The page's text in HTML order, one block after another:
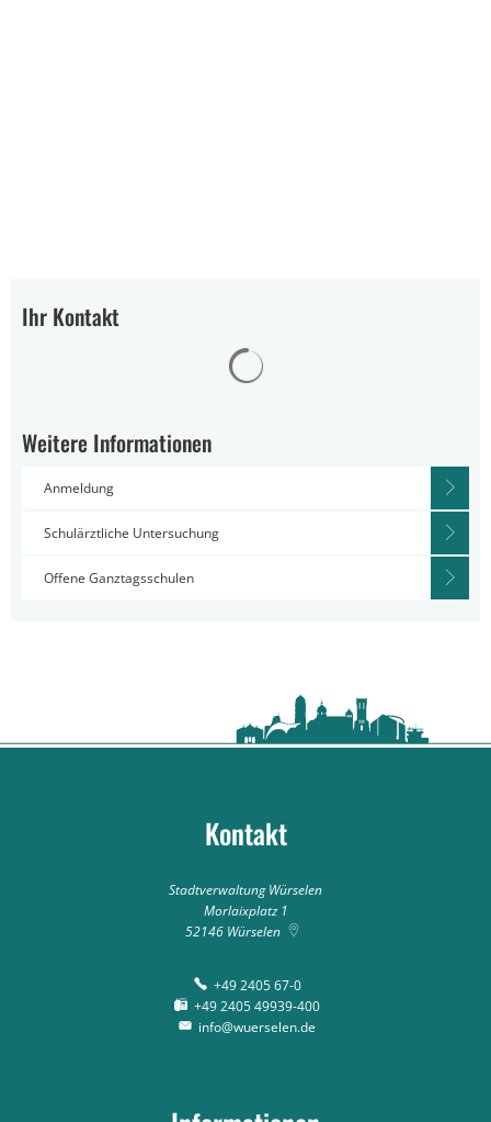
Ihr Kontakt
Weitere Informationen
Anmeldung
Schulärztliche Untersuchung
Offene Ganztagsschulen
Kontakt
Stadtverwaltung Würselen
Morlaixplatz 1
52146 Würselen
+49 2405 67-0
+49 2405 49939-400
info@wuerselen.de